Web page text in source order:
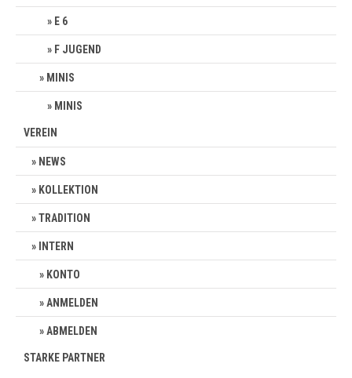
E 6
F JUGEND
MINIS
MINIS
VEREIN
NEWS
KOLLEKTION
TRADITION
INTERN
KONTO
ANMELDEN
ABMELDEN
STARKE PARTNER